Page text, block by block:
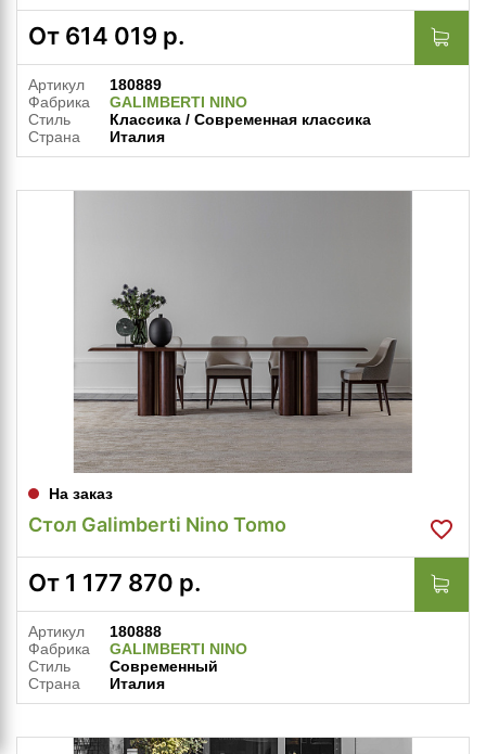
От 614 019 р.
Артикул
180889
Фабрика
GALIMBERTI NINO
Стиль
Классика / Современная классика
Страна
Италия
На заказ
Стол Galimberti Nino Tomo
От 1 177 870 р.
Артикул
180888
Фабрика
GALIMBERTI NINO
Стиль
Современный
Страна
Италия